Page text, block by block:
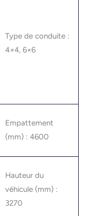
Type de conduite :
4×4, 6×6
Empattement
(mm) : 4600
Hauteur du
véhicule (mm) :
3270